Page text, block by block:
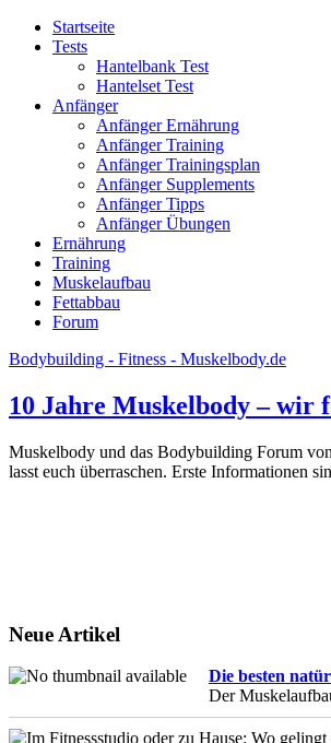
Startseite
Tests
Hantelbank Test
Hantelset Test
Anfänger
Anfänger Ernährung
Anfänger Training
Anfänger Trainingsplan
Anfänger Supplements
Anfänger Tipps
Anfänger Übungen
Ernährung
Training
Muskelaufbau
Fettabbau
Forum
Bodybuilding - Fitness - Muskelbody.de
10 Jahre Muskelbody – wir
Muskelbody und das Bodybuilding Forum
lasst euch überraschen. Erste Informationen
Neue Artikel
Die besten
Der